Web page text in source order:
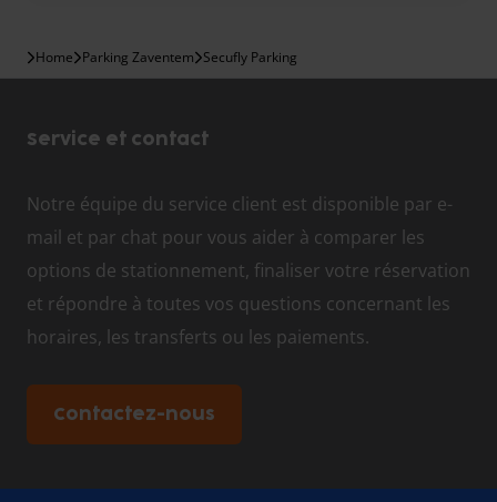
Home Parking Zaventem Secufly Parking
Service et contact
Notre équipe du service client est disponible par e-
mail et par chat pour vous aider à comparer les
options de stationnement, finaliser votre réservation
et répondre à toutes vos questions concernant les
horaires, les transferts ou les paiements.
Contactez-nous